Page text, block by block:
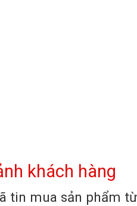
khách hàng
tin mua sản phẩm